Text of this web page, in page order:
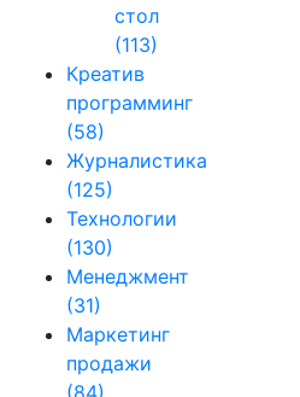
стол
(113)
Креатив
программинг
(58)
Журналистика
(125)
Технологии
(130)
Менеджмент
(31)
Маркетинг
продажи
(84)